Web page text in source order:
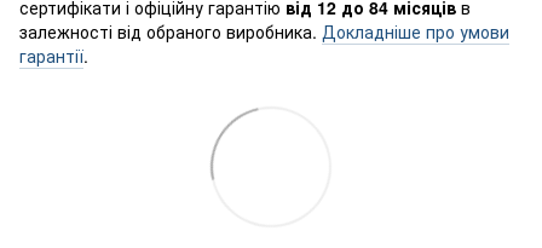
сертифікати і офіційну гарантію від 12 до 84 місяців в
залежності від обраного виробника. Докладніше про умови
гарантії.